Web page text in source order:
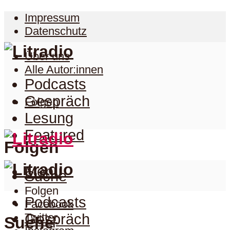
Impressum
Datenschutz
Über uns
Alle Autor:innen
Folgen
Folgen
Folgen
Facebook
Twitter
Podcasts
Gespräch
Lesung
Featured
Menu
Suche
Suche
Podcasts
Gespräch